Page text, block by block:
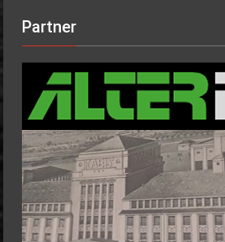
Partner